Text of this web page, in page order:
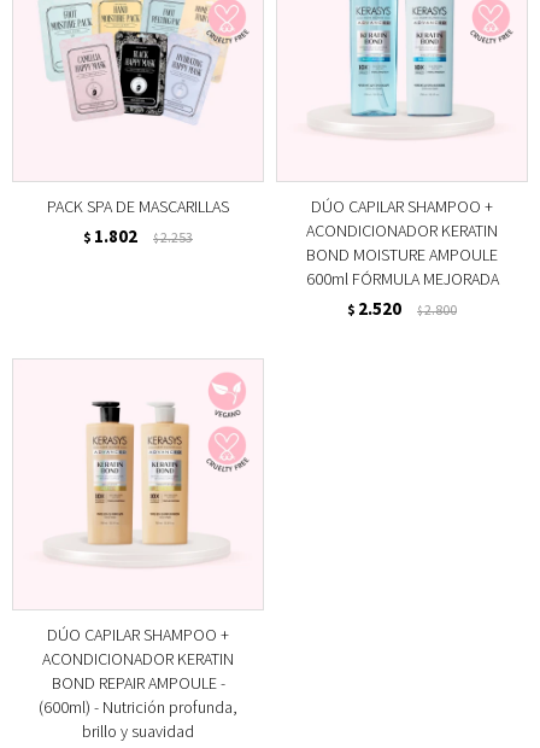
PACK SPA DE MASCARILLAS
$ 1.802 $2.253
DÚO CAPILAR SHAMPOO +
ACONDICIONADOR KERATIN
BOND MOISTURE AMPOULE
600ml FÓRMULA MEJORADA
$ 2.520 $2.800
DÚO CAPILAR SHAMPOO +
ACONDICIONADOR KERATIN
BOND REPAIR AMPOULE -
(600ml) - Nutrición profunda,
brillo y suavidad